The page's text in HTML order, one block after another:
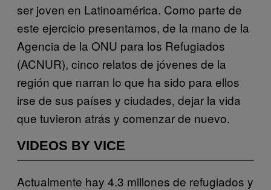
ser joven en Latinoamérica. Como parte de
este ejercicio presentamos, de la mano de la
Agencia de la ONU para los Refugiados
(ACNUR), cinco relatos de jóvenes de la
región que narran lo que ha sido para ellos
irse de sus países y ciudades, dejar la vida
que tuvieron atrás y comenzar de nuevo.
VIDEOS BY VICE
Actualmente hay 4.3 millones de refugiados y